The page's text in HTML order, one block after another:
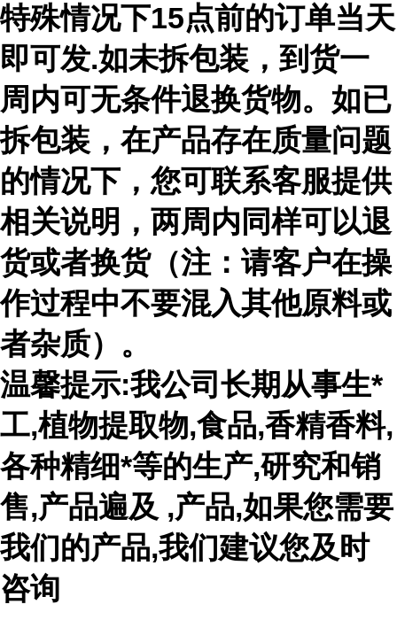
特殊情况下15点前的订单当天
即可发.如未拆包装，到货一
周内可无条件退换货物。如已
拆包装，在产品存在质量问题
的情况下，您可联系客服提供
相关说明，两周内同样可以退
货或者换货（注：请客户在操
作过程中不要混入其他原料或
者杂质）。
温馨提示:我公司长期从事生*
工,植物提取物,食品,香精香料,
各种精细*等的生产,研究和销
售,产品遍及 ,产品,如果您需要
我们的产品,我们建议您及时
咨询